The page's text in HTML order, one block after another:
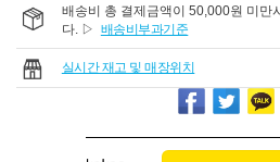
배송비 총 결제금액이 50,000원 미만
다. ▷ 배송비부과기준
실시간 재고 및 매장위치